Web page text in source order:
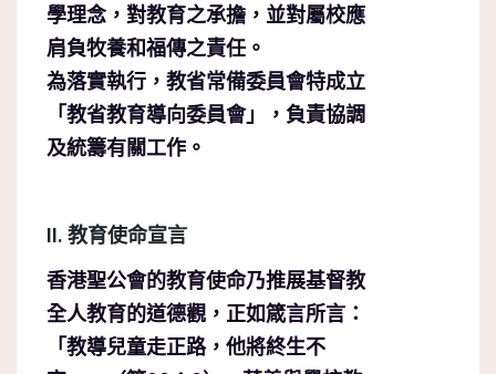
學理念，對教育之承擔，並對屬校應
肩負牧養和福傳之責任。
為落實執行，教省常備委員會特成立
「教省教育導向委員會」，負責協調
及統籌有關工作。
II. 教育使命宣言
香港聖公會的教育使命乃推展基督教
全人教育的道德觀，正如箴言所言：
「教導兒童走正路，他將終生不